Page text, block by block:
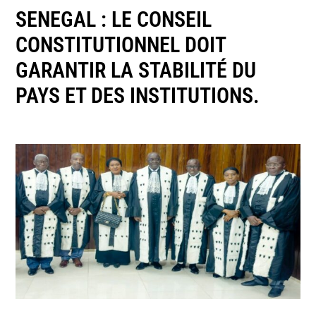
SENEGAL : LE CONSEIL
CONSTITUTIONNEL DOIT
GARANTIR LA STABILITÉ DU
PAYS ET DES INSTITUTIONS.